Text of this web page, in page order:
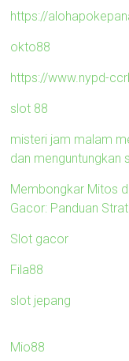
https://
okto88
https://www.nypd-
slot 88
misteri jam malam
dan menguntungkan
Membongkar Mitos
Gacor: Panduan
Slot gacor
Fila88
slot jepang
Mio88